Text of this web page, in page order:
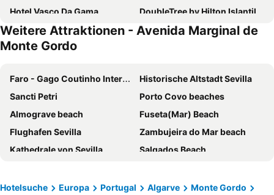
Hotel Vasco Da Gama
DoubleTree by Hilton Islantilla Beach Golf Resort
TUI Blue Isla Cristina Palace - Adults Recommended
Hotel Alba
Meliá Isla Canela
Playacanela
Ozadi Tavira Hotel
Puerto Antilla Grand Hotel
The Prime Energize
Vila Galé Isla Canela
Baía Beach Hotel
Monte Gordo Hotel Apartamentos & Spa
Octant Praia Verde
Alcazar Hotel & SPA
Pousada Vila Real de Santo António
Pé na Areia - Guest House
Authentic Tavira Hotel
Weitere Attraktionen - Avenida Marginal de
Monte Gordo
Faro - Gago Coutinho Internationaler Flughafen
Historische Altstadt Sevilla
Sancti Petri
Porto Covo beaches
Almograve beach
Fuseta(Mar) Beach
Flughafen Sevilla
Zambujeira do Mar beach
Kathedrale von Sevilla
Salgados Beach
Dona Ana beach
Faro Beach
Hotelsuche Europa Portugal Algarve
Monte Gordo